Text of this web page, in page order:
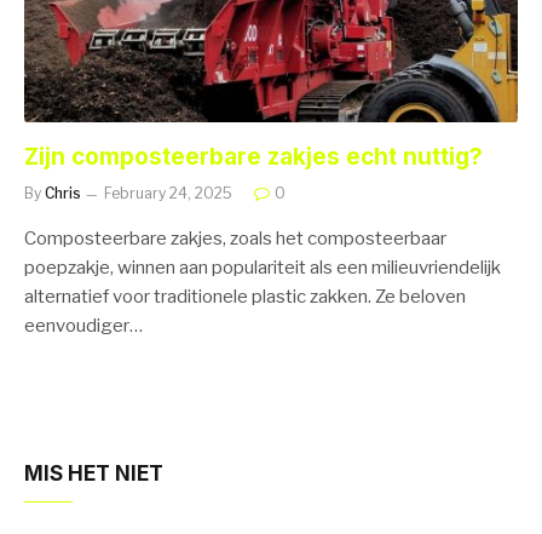
Zijn composteerbare zakjes echt nuttig?
By Chris February 24, 2025 0
Composteerbare zakjes, zoals het composteerbaar
poepzakje, winnen aan populariteit als een milieuvriendelijk
alternatief voor traditionele plastic zakken. Ze beloven
eenvoudiger…
MIS HET NIET